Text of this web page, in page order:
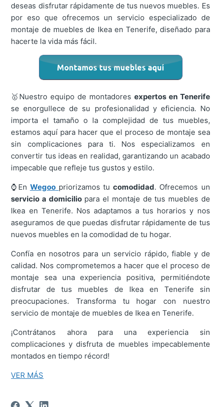
deseas disfrutar rápidamente de tus nuevos muebles. Es
por eso que ofrecemos un servicio especializado de
montaje de muebles de Ikea en Tenerife, diseñado para
hacerte la vida más fácil.
🥇Nuestro equipo de montadores expertos en Tenerife
se enorgullece de su profesionalidad y eficiencia. No
importa el tamaño o la complejidad de tus muebles,
estamos aquí para hacer que el proceso de montaje sea
sin complicaciones para ti. Nos especializamos en
convertir tus ideas en realidad, garantizando un acabado
impecable que refleje tus gustos y estilo.
⌚En Wegoo priorizamos tucomodidad. Ofrecemos un
servicio a domiciliopara el montaje de tus muebles de
Ikea en Tenerife. Nos adaptamos a tus horarios y nos
aseguramos de que puedas disfrutar rápidamente de tus
nuevos muebles en la comodidad de tu hogar.
Confía en nosotros para un servicio rápido, fiable y de
calidad. Nos comprometemos a hacer que el proceso de
montaje sea una experiencia positiva, permitiéndote
disfrutar de tus muebles de Ikea en Tenerife sin
preocupaciones. Transforma tu hogar con nuestro
servicio de montaje de muebles de Ikea en Tenerife.
¡Contrátanos ahora para una experiencia sin
complicaciones y disfruta de muebles impecablemente
montados en tiempo récord!
VER MÁS